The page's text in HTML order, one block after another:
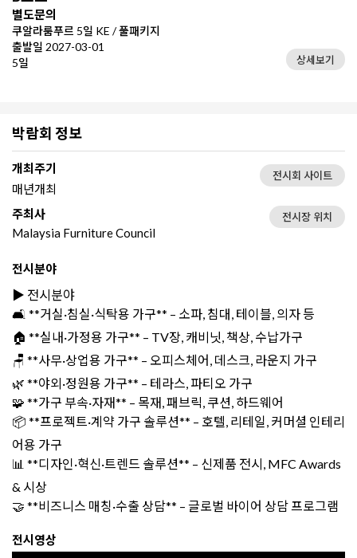
별도문의
쿠알라룸푸르 5일 KE / 풀패키지
출발일 2027-03-01
5일
상세보기
박람회 정보
개최주기
매년개최
전시회 사이트
주최사
Malaysia Furniture Council
전시장 위치
전시분야
▶️ 전시분야
🛋️ **거실·침실·식탁용 가구** – 소파, 침대, 테이블, 의자 등
🏠 **실내·가정용 가구** – TV장, 캐비닛, 책상, 수납가구
🪑 **사무·상업용 가구** – 오피스체어, 데스크, 라운지 가구
🌿 **야외·정원용 가구** – 테라스, 파티오 가구
🧩 **가구 부속·자재** – 목재, 패브릭, 쿠션, 하드웨어
📦 **프로젝트·계약 가구 솔루션** – 호텔, 리테일, 커머셜 인테리
어용 가구
📊 **디자인·혁신·트렌드 솔루션** – 신제품 전시, MFC Awards
& 시상
🤝 **비즈니스 매칭·수출 상담** – 글로벌 바이어 상담 프로그램
전시영상